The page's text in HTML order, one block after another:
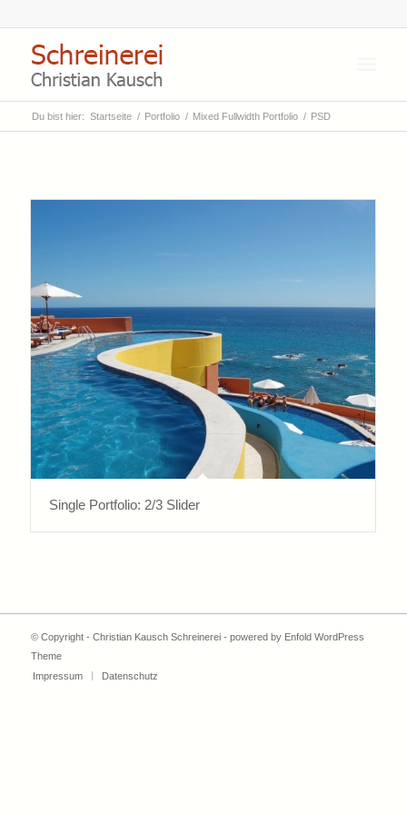
Du bist hier: Startseite / Portfolio / Mixed Fullwidth Portfolio / PSD
Single Portfolio: 2/3 Slider
© Copyright - Christian Kausch Schreinerei- powered by Enfold WordPress
Theme
Impressum
Datenschutz